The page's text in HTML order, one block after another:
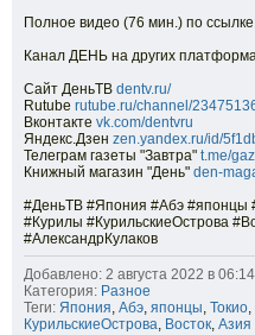
Полное видео (76 мин.) по
Канал ДЕНЬ на других
Сайт ДеньТВ dentv.ru/
Rutube rutube.ru/channel/
Вконтакте vk.com/dentvru
Яндекс.Дзен zen.yandex.ru/id/
Телеграм газеты "Завтра" t.me/
Книжный магазин "День" den-
#ДеньТВ #Япония #Абэ #японцы
#Курилы #КурильскиеОстрова
#АлександрКулаков
Добавлено: 2 августа 2022 в 06:14
Категория: Разное
Теги: Япония, Абэ, японцы, Токио,
КурильскиеОстрова, Восток, Азия